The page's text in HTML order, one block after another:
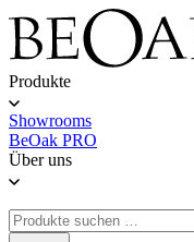
Produkte
Showrooms
BeOak PRO
Über uns